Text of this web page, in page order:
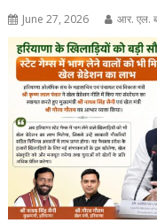
June 27, 2026 आर. एल.